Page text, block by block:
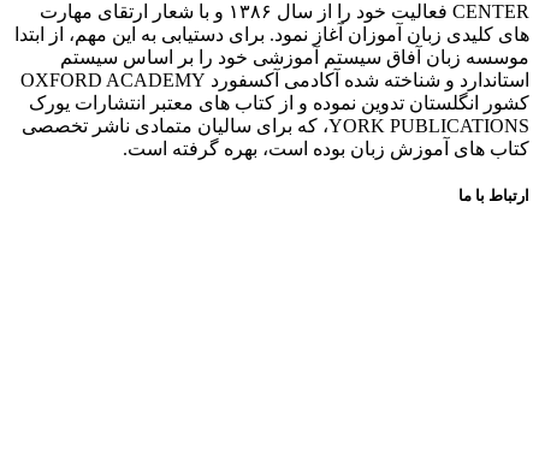
CENTER فعالیت خود را از سال ۱۳۸۶ و با شعار ارتقای مهارت
های کلیدی زبان آموزان آغاز نمود. برای دستیابی به این مهم، از ابتدا
موسسه زبان آفاق سیستم آموزشی خود را بر اساس سیستم
استاندارد و شناخته شده آکادمی آکسفورد OXFORD ACADEMY
کشور انگلستان تدوین نموده و از کتاب های معتبر انتشارات یورک
YORK PUBLICATIONS، که برای سالیان متمادی ناشر تخصصی
کتاب های آموزش زبان بوده است، بهره گرفته است.
ارتباط با ما